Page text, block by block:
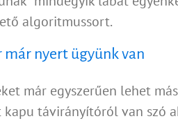
algoritmussort.
már nyert ügyünk van
már egyszerűen lehet
távirányítóról van szó